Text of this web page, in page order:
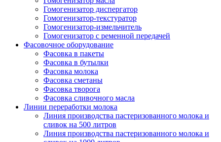
Гомогенизатор диспергатор
Гомогенизатор-текстуратор
Гомогенизатор-измельчитель
Гомогенизатор с ременной передачей
Фасовочное оборудование
Фасовка в пакеты
Фасовка в бутылки
Фасовка молока
Фасовка сметаны
Фасовка творога
Фасовка сливочного масла
Линии переработки молока
Линия производства пастеризованного молока и
сливок на 500 литров
Линия производства пастеризованного молока и